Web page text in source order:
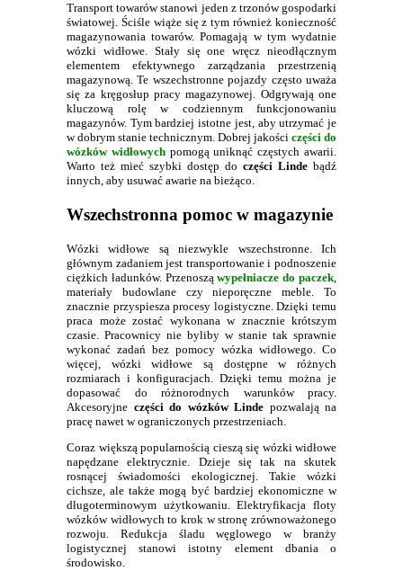
Transport towarów stanowi jeden z trzonów gospodarki
światowej. Ściśle wiąże się z tym również konieczność
magazynowania towarów. Pomagają w tym wydatnie
wózki widłowe. Stały się one wręcz nieodłącznym
elementem efektywnego zarządzania przestrzenią
magazynową. Te wszechstronne pojazdy często uważa
się za kręgosłup pracy magazynowej. Odgrywają one
kluczową rolę w codziennym funkcjonowaniu
magazynów. Tym bardziej istotne jest, aby utrzymać je
w dobrym stanie technicznym. Dobrej jakości części do
wózków widłowychpomogą uniknąć częstych awarii.
Warto też mieć szybki dostęp do części Linde bądź
innych, aby usuwać awarie na bieżąco.
Wszechstronna pomoc w magazynie
Wózki widłowe są niezwykle wszechstronne. Ich
głównym zadaniem jest transportowanie i podnoszenie
ciężkich ładunków. Przenosząwypełniacze do paczek
materiały budowlane czy nieporęczne meble. To
znacznie przyspiesza procesy logistyczne. Dzięki temu
praca może zostać wykonana w znacznie krótszym
czasie. Pracownicy nie byliby w stanie tak sprawnie
wykonać zadań bez pomocy wózka widłowego. Co
więcej, wózki widłowe są dostępne w różnych
rozmiarach i konfiguracjach. Dzięki temu można je
dopasować do różnorodnych warunków pracy.
Akcesoryjne części do wózków Linde pozwalają na
pracę nawet w ograniczonych przestrzeniach.
Coraz większą popularnością cieszą się wózki widłowe
napędzane elektrycznie. Dzieje się tak na skutek
rosnącej świadomości ekologicznej. Takie wózki
cichsze, ale także mogą być bardziej ekonomiczne w
długoterminowym użytkowaniu. Elektryfikacja floty
wózków widłowych to krok w stronę zrównoważonego
rozwoju. Redukcja śladu węglowego w branży
logistycznej stanowi istotny element dbania o
środowisko.